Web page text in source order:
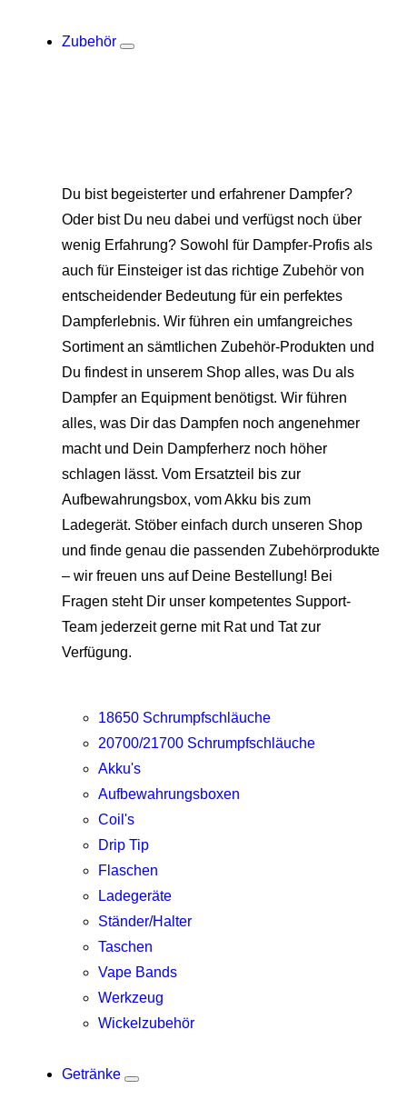
Zubehör
Du bist begeisterter und erfahrener Dampfer?
Oder bist Du neu dabei und verfügst noch über
wenig Erfahrung? Sowohl für Dampfer-Profis als
auch für Einsteiger ist das richtige Zubehör von
entscheidender Bedeutung für ein perfektes
Dampferlebnis. Wir führen ein umfangreiches
Sortiment an sämtlichen Zubehör-Produkten und
Du findest in unserem Shop alles, was Du als
Dampfer an Equipment benötigst. Wir führen
alles, was Dir das Dampfen noch angenehmer
macht und Dein Dampferherz noch höher
schlagen lässt. Vom Ersatzteil bis zur
Aufbewahrungsbox, vom Akku bis zum
Ladegerät. Stöber einfach durch unseren Shop
und finde genau die passenden Zubehörprodukte
– wir freuen uns auf Deine Bestellung! Bei
Fragen steht Dir unser kompetentes Support-
Team jederzeit gerne mit Rat und Tat zur
Verfügung.
18650 Schrumpfschläuche
20700/21700 Schrumpfschläuche
Akku's
Aufbewahrungsboxen
Coil's
Drip Tip
Flaschen
Ladegeräte
Ständer/Halter
Taschen
Vape Bands
Werkzeug
Wickelzubehör
Getränke